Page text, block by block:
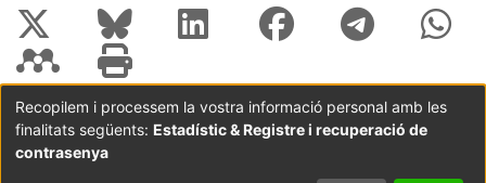
Coordinació:CRAI UB Avís legal
Metadades
subjectes a:
Recopilem i processem la vostra informació personal amb les
finalitats següents: Estadístic & Registre i recuperació de
contrasenya